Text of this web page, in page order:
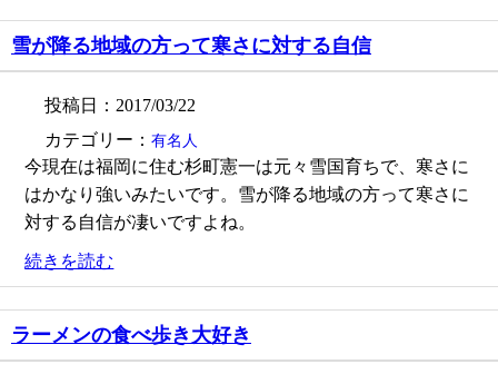
雪が降る地域の方って寒さに対する自信
投稿日：2017/03/22
カテゴリー： 有名人
今現在は福岡に住む杉町憲一は元々雪国育ちで、寒さに
はかなり強いみたいです。雪が降る地域の方って寒さに
対する自信が凄いですよね。
続きを読む
ラーメンの食べ歩き大好き